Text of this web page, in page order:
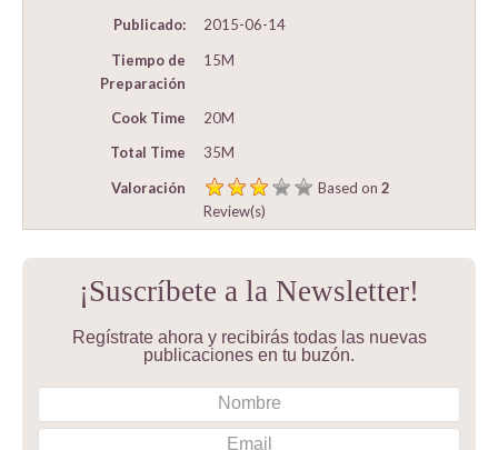
Publicado:
2015-06-14
Tiempo de
Preparación
15M
Cook Time
20M
Total Time
35M
Valoración
Based on2
Review(s)
¡Suscríbete a la Newsletter!
Regístrate ahora y recibirás todas las nuevas
publicaciones en tu buzón.